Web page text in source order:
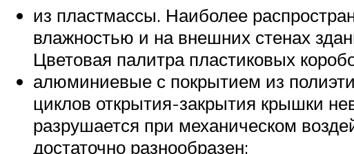
из пластмассы. Наиболее
влажностью и на внешних стенах
Цветовая палитра пластиковых
алюминиевые с покрытием из
циклов открытия-закрытия крышки
разрушается при механическом
достаточно разнообразен;